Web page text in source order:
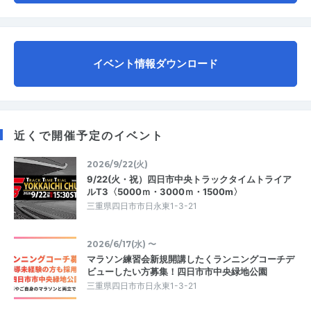
イベント情報ダウンロード
近くで開催予定のイベント
2026/9/22(火)
9/22(火・祝）四日市中央トラックタイムトライア
ルT3〈5000ｍ・3000ｍ・1500m〉
三重県四日市市日永東1-3-21
2026/6/17(水) 〜
マラソン練習会新規開講したくランニングコーチデ
ビューしたい方募集！四日市市中央緑地公園
三重県四日市市日永東1-3-21